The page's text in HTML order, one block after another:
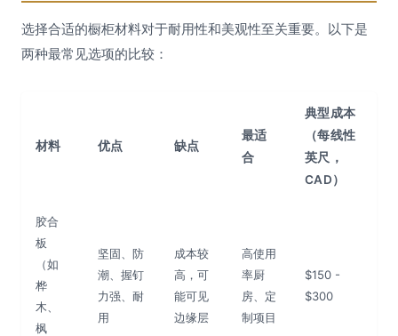
选择合适的橱柜材料对于耐用性和美观性至关重要。以下是
两种最常见选项的比较：
材料 优点 缺点
最适
合
典型成本
（每线性
英尺，
CAD）
胶合
板
（如
桦
木、
枫
坚固、防
潮、握钉
力强、耐
用
成本较
高，可
能可见
边缘层
高使用
率厨
房、定
制项目
$150 -
$300